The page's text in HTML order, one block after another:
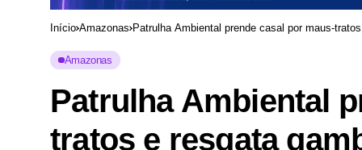
Início Amazonas Patrulha Ambiental prende casal por maus-
Amazonas
Patrulha Ambiental
tratos e resgata